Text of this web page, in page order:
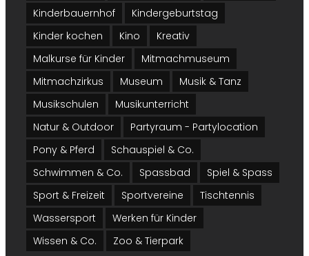
Hamburg
Hannover
Karlsruhe
Köln
Leipzig
München
Münster
Nürnberg
Stuttgart
Kinderbauernhof
Kindergeburtstag
Kinder kochen
Kino
Kreativ
Malkurse für Kinder
Mitmachmuseum
Mitmachzirkus
Museum
Musik & Tanz
Musikschulen
Musikunterricht
Natur & Outdoor
Partyraum - Partylocation
Pony & Pferd
Schauspiel & Co.
Schwimmen & Co.
Spassbad
Spiel & Spass
Sport & Freizeit
Sportvereine
Tischtennis
Wassersport
Werken für Kinder
Wissen & Co.
Zoo & Tierpark